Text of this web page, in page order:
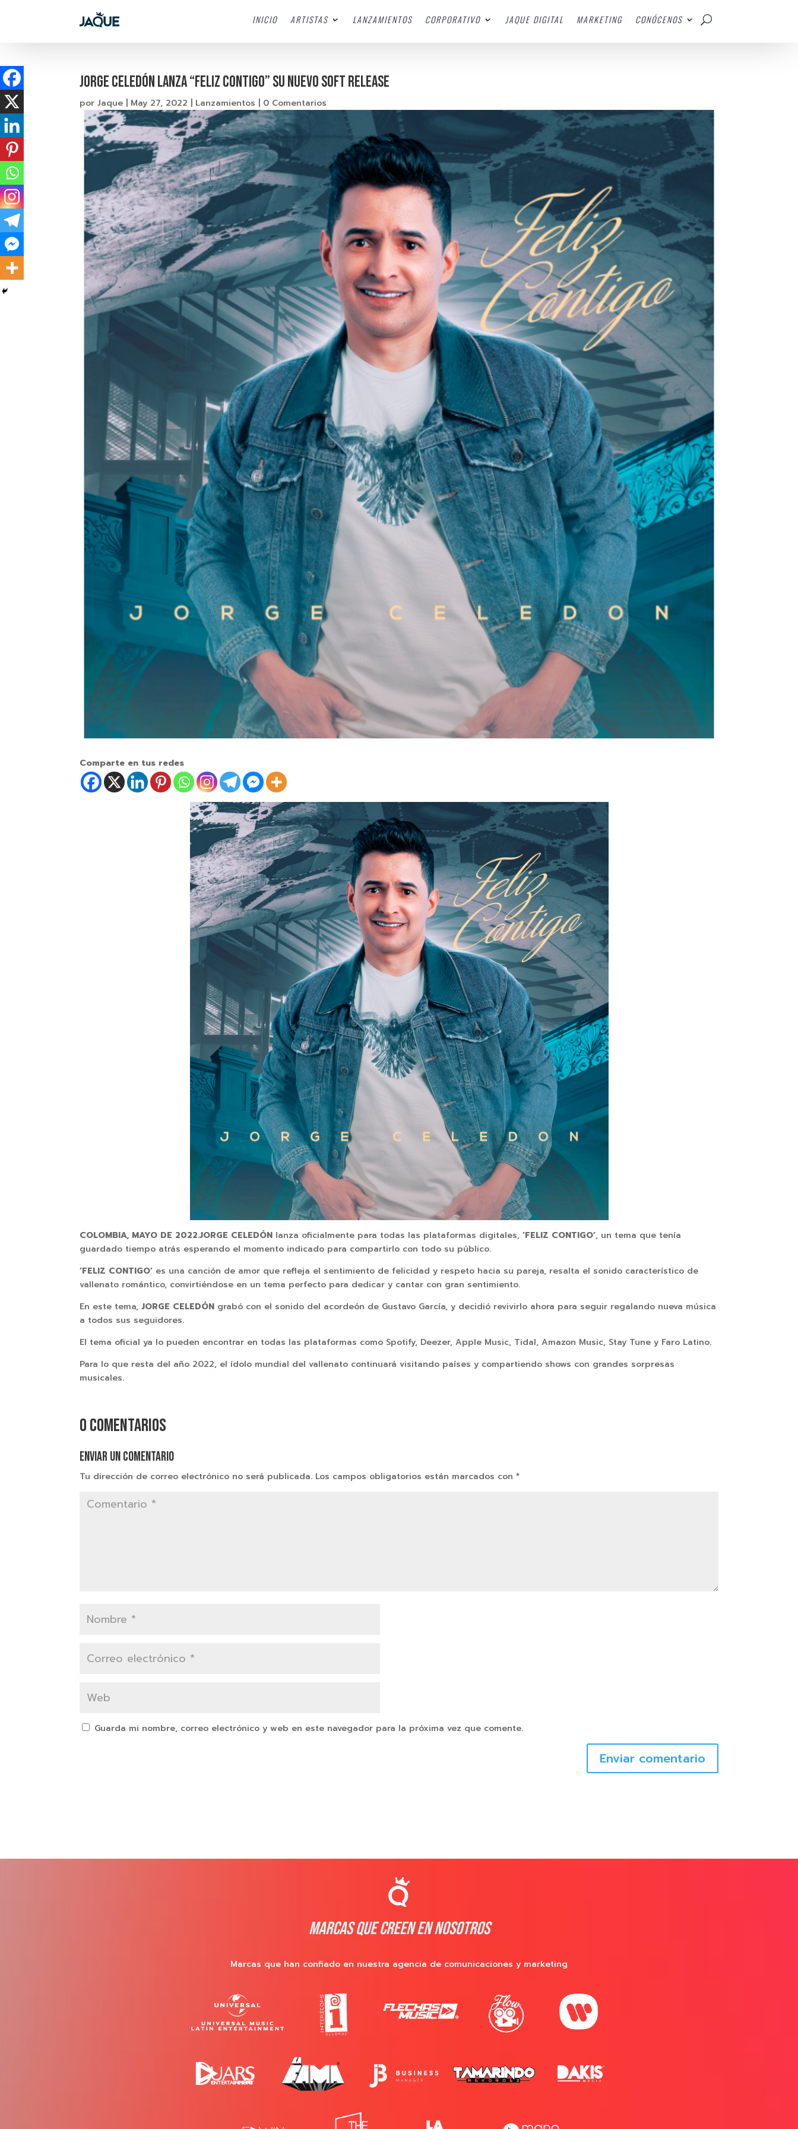
INICIO ARTISTAS LANZAMIENTOS CORPORATIVO JAQUE DIGITAL MARKETING CONÓCENOS
JORGE CELEDÓN LANZA “FELIZ CONTIGO” SU NUEVO SOFT RELEASE
porJaque | May 27, 2022 | Lanzamientos | 0 Comentarios
Comparte en tus redes
COLOMBIA, MAYO DE 2022.JORGE CELEDÓN lanza oficialmente para todas las plataformas digitales,‘FELIZ CONTIGO’, un tema que tenía
guardado tiempo atrás esperando el momento indicado para compartirlo con todo su público.
‘FELIZ CONTIGO’ es una canción de amor que refleja el sentimiento de felicidad y respeto hacia su pareja, resalta el sonido característico de
vallenato romántico, convirtiéndose en un tema perfecto para dedicar y cantar con gran sentimiento.
En este tema,JORGE CELEDÓN grabó con el sonido del acordeón de Gustavo García, y decidió revivirlo ahora para seguir regalando nueva música
a todos sus seguidores.
El tema oficial ya lo pueden encontrar en todas las plataformas como Spotify, Deezer, Apple Music, Tidal, Amazon Music, Stay Tune y Faro Latino.
Para lo que resta del año 2022, el ídolo mundial del vallenato continuará visitando países y compartiendo shows con grandes sorpresas
musicales.
0 comentarios
Enviar un comentario
Tu dirección de correo electrónico no será publicada. Los campos obligatorios están marcados con*
Guarda mi nombre, correo electrónico y web en este navegador para la próxima vez que comente.
Enviar comentario
MARCAS QUE CREEN EN NOSOTROS
Marcas que han confiado en nuestra agencia de comunicaciones y marketing